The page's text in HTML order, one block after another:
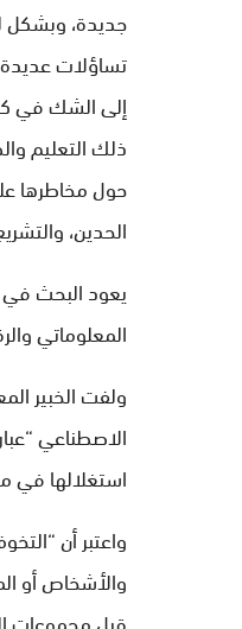
جديدة، وبشكل
تساؤلات
إلى الشك في
ذلك التعليم
حول مخاطرها
الحدين،
المعلوماتي
ولفت الخبير
الاصطناعي
استغلالها في
واعتبر أن
والأشخاص أو